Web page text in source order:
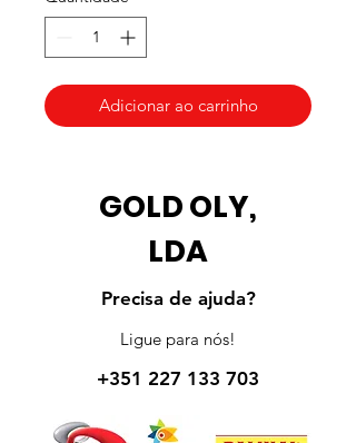
Adicionar ao carrinho
GOLD OLY,
LDA
Precisa de ajuda?
Ligue para nós!
+351 227 133 703